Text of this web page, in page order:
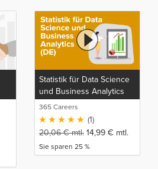
Statistik für Data Science
und Business Analytics
(DE)
365 Careers
(1)
20,06€mtl. 14,99 € mtl.
Sie sparen 25 %